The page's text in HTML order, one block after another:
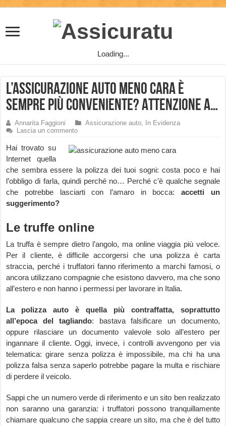
Loading...
L’assicurazione auto meno cara è
sempre più conveniente? Attenzione a…
Annarita Faggioni Assicurazione auto,
In Evidenza
Lascia un commento
Hai trovato su
Internet quella
che sembra essere la polizza dei tuoi sogni: costa poco e hai
l’obbligo di farla, quindi perché no… Perché c’è qualche segnale
che potrebbe lasciarti con l’amaro in bocca:accetti un
suggerimento?
Le truffe online
La truffa è sempre dietro l’angolo, ma online viaggia più veloce.
Per il cliente, è difficile accorgersi che una polizza è carta
straccia, perché i truffatori fanno riferimento a marchi famosi, o
ancora utilizzano compagnie che esistono davvero, ma che sono
all’estero e non hanno i permessi per lavorare in Italia.
La polizza auto è quella più contraffatta, soprattutto
all’epoca del tagliando: bastava falsificare un documento,
oppure rilasciare un documento valevole solo all’estero per
ingannare il cliente. Oggi, invece, i controlli avvengono per via
telematica: girare senza polizza è impossibile, ma chi ha una
polizza falsa senza saperlo potrebbe pagare la multa e rischiare
di perdere il veicolo.
Sappi che un numero verde di riferimento e un sito ben realizzato
non saranno una garanzia: i truffatori possono tranquillamente
chiamare qualcuno che sappia creare un sito, ma che è del tutto